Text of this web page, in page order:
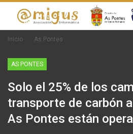
Inicio As Pontes
AS PONTES
Solo el 25% de los
transporte de carbón
As Pontes están